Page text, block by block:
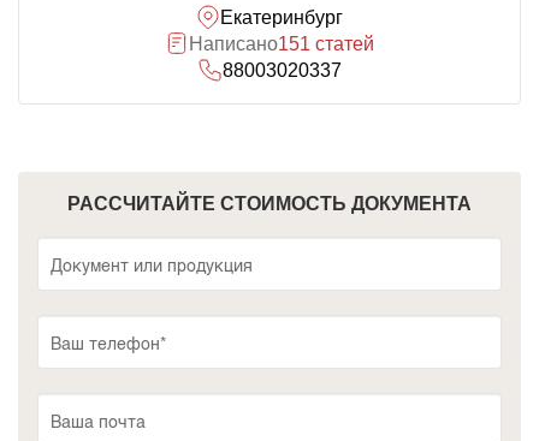
Екатеринбург
Написано151 статей
88003020337
РАССЧИТАЙТЕ СТОИМОСТЬ ДОКУМЕНТА